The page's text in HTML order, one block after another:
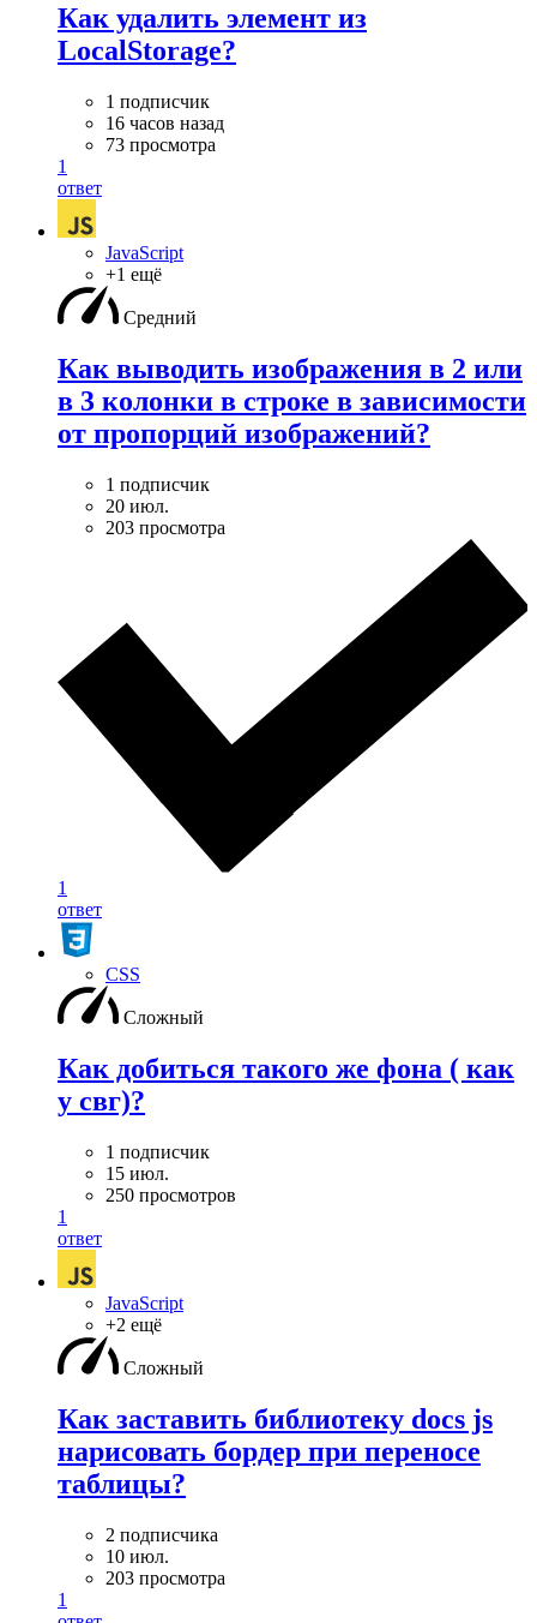
Как удалить элемент из
LocalStorage?
1 подписчик
16 часов назад
73 просмотра
1
ответ
JavaScript
+1 ещё
Средний
Как выводить изображения в 2 или
в 3 колонки в строке в зависимости
от пропорций изображений?
1 подписчик
20 июл.
203 просмотра
1
ответ
CSS
Сложный
Как добиться такого же фона ( как
у свг)?
1 подписчик
15 июл.
250 просмотров
1
ответ
JavaScript
+2 ещё
Сложный
Как заставить библиотеку docs js
нарисовать бордер при переносе
таблицы?
2 подписчика
10 июл.
203 просмотра
1